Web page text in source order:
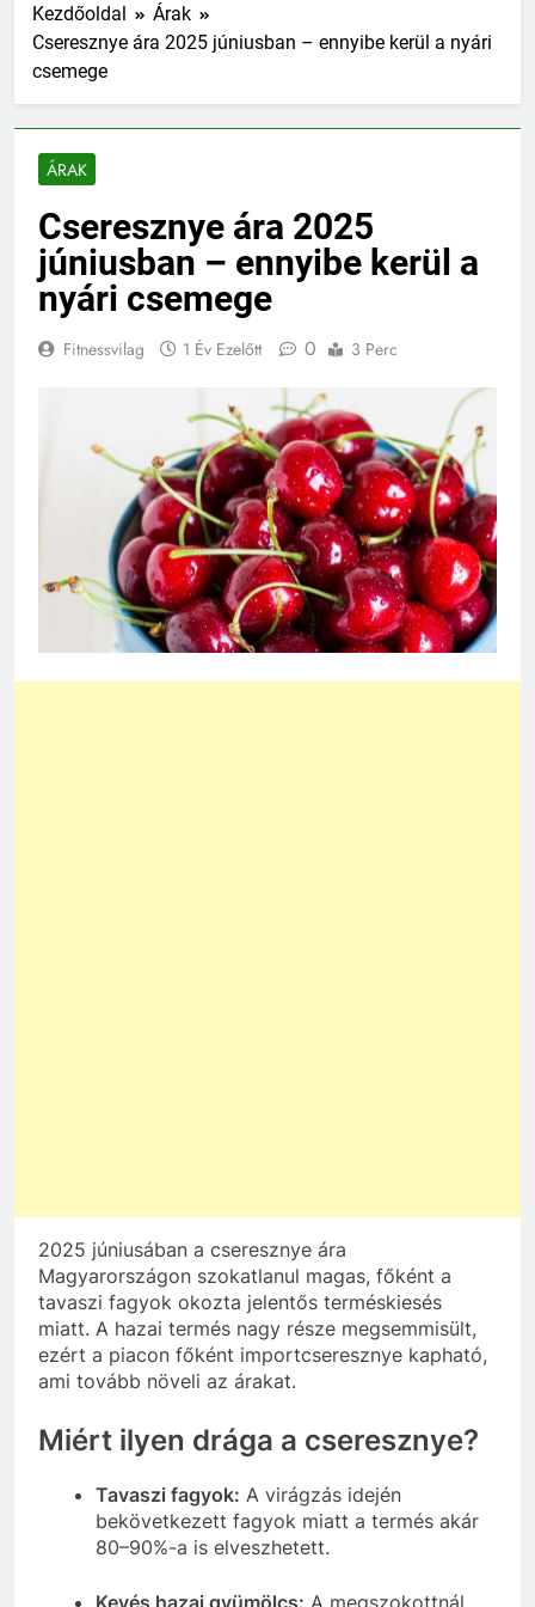
Kezdőoldal
Árak
Cseresznye ára 2025 júniusban – ennyibe kerül a nyári
csemege
ÁRAK
Cseresznye ára 2025
júniusban – ennyibe kerül a
nyári csemege
Fitnessvilag 1 Év Ezelőtt 0 3 Perc
2025 júniusában a cseresznye ára
Magyarországon szokatlanul magas, főként a
tavaszi fagyok okozta jelentős terméskiesés
miatt. A hazai termés nagy része megsemmisült,
ezért a piacon főként importcseresznye kapható,
ami tovább növeli az árakat.
Miért ilyen drága a cseresznye?
Tavaszi fagyok: A virágzás idején
bekövetkezett fagyok miatt a termés akár
80–90%-a is elveszhetett.